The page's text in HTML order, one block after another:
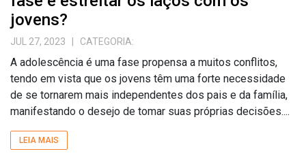
jovens?
JUL 27, 2023 | CATEGORIA:
A adolescência é uma fase propensa a muitos conflitos,
tendo em vista que os jovens têm uma forte necessidade
de se tornarem mais independentes dos pais e da família,
manifestando o desejo de tomar suas próprias decisões....
LEIA MAIS